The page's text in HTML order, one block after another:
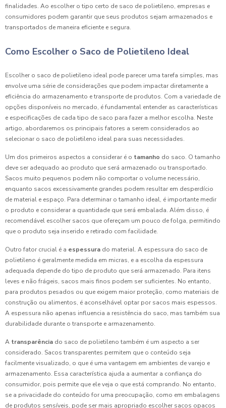
finalidades. Ao escolher o tipo certo de saco de polietileno, empresas e
consumidores podem garantir que seus produtos sejam armazenados e
transportados de maneira eficiente e segura.
Como Escolher o Saco de Polietileno Ideal
Escolher o saco de polietileno ideal pode parecer uma tarefa simples, mas
envolve uma série de considerações que podem impactar diretamente a
eficiência do armazenamento e transporte de produtos. Com a variedade de
opções disponíveis no mercado, é fundamental entender as características
e especificações de cada tipo de saco para fazer a melhor escolha. Neste
artigo, abordaremos os principais fatores a serem considerados ao
selecionar o saco de polietileno ideal para suas necessidades.
Um dos primeiros aspectos a considerar é o tamanho do saco. O tamanho
deve ser adequado ao produto que será armazenado ou transportado.
Sacos muito pequenos podem não comportar o volume necessário,
enquanto sacos excessivamente grandes podem resultar em desperdício
de material e espaço. Para determinar o tamanho ideal, é importante medir
o produto e considerar a quantidade que será embalada. Além disso, é
recomendável escolher sacos que ofereçam um pouco de folga, permitindo
que o produto seja inserido e retirado com facilidade.
Outro fator crucial é a espessura do material. A espessura do saco de
polietileno é geralmente medida em micras, e a escolha da espessura
adequada depende do tipo de produto que será armazenado. Para itens
leves e não frágeis, sacos mais finos podem ser suficientes. No entanto,
para produtos pesados ou que exigem maior proteção, como materiais de
construção ou alimentos, é aconselhável optar por sacos mais espessos.
A espessura não apenas influencia a resistência do saco, mas também sua
durabilidade durante o transporte e armazenamento.
A transparência do saco de polietileno também é um aspecto a ser
considerado. Sacos transparentes permitem que o conteúdo seja
facilmente visualizado, o que é uma vantagem em ambientes de varejo e
armazenamento. Essa característica ajuda a aumentar a confiança do
consumidor, pois permite que ele veja o que está comprando. No entanto,
se a privacidade do conteúdo for uma preocupação, como em embalagens
de produtos sensíveis, pode ser mais apropriado escolher sacos opacos